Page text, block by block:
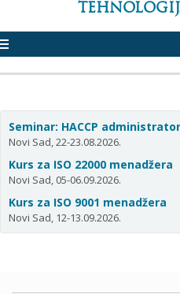
Seminar: HACCP
Novi Sad, 22-23.08.2026.
Kurs za ISO 22000 menadžera
Novi Sad, 05-06.09.2026.
Kurs za ISO 9001 menadžera
Novi Sad, 12-13.09.2026.